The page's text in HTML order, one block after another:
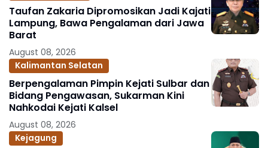
Taufan Zakaria Dipromosikan Jadi Kajati
Lampung, Bawa Pengalaman dari Jawa
Barat
August 08, 2026
Kalimantan Selatan
Berpengalaman Pimpin Kejati Sulbar dan
Bidang Pengawasan, Sukarman Kini
Nahkodai Kejati Kalsel
August 08, 2026
Kejagung